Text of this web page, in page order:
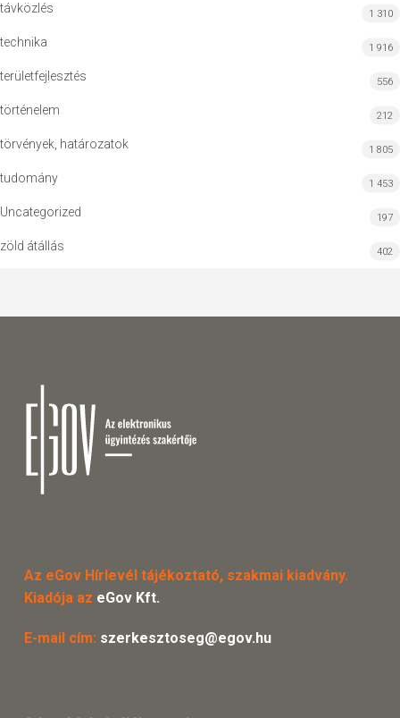
távközlés 1 310
technika 1 916
területfejlesztés 556
történelem 212
törvények, határozatok 1 805
tudomány 1 453
Uncategorized 197
zöld átállás 402
Az eGov Hírlevél tájékoztató, szakmai kiadvány.
Kiadója az eGov Kft.
E-mail cím: szerkesztoseg@egov.hu